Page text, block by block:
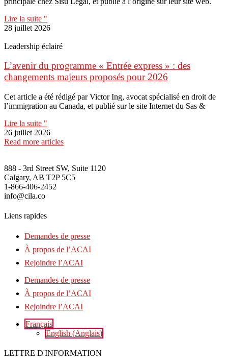
Lire la suite "
28 juillet 2026
Leadership éclairé
L’avenir du programme « Entrée express » : des
changements majeurs proposés pour 2026
Cet article a été rédigé par Victor Ing, avocat spécialisé en droit de
l’immigration au Canada, et publié sur le site Internet du Sas &
Lire la suite "
26 juillet 2026
Read more articles
888 - 3rd Street SW, Suite 1120
Calgary, AB T2P 5C5
1-866-406-2452
info@cila.co
Liens rapides
Demandes de presse
À propos de l’ACAI
Rejoindre l’ACAI
Demandes de presse
À propos de l’ACAI
Rejoindre l’ACAI
Français
English (Anglais)
LETTRE D'INFORMATION